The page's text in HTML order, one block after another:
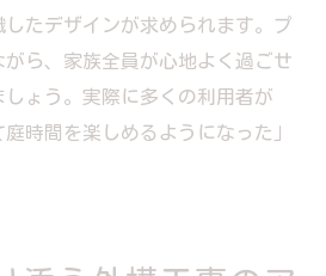
たデザインが求められます。プ
ら、家族全員が心地よく過ごせ
ょう。実際に多くの利用者が
庭時間を楽しめるようになった」